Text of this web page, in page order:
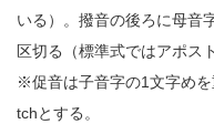
いる）。撥音の後ろに母音
区切る（標準式ではアポス
※促音は子音字の1文字めを
tchとする。